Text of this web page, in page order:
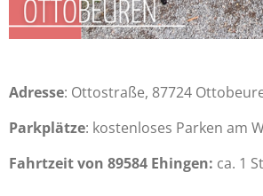
Adresse: Ottostraße, 87724
Parkplätze: kostenloses Parken am
Fahrtzeit von 89584 Ehingen: ca. 1